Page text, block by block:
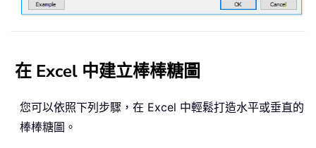
在 Excel 中建立棒棒糖圖
您可以依照下列步驟，在 Excel 中輕鬆打造水平或垂直的
棒棒糖圖。